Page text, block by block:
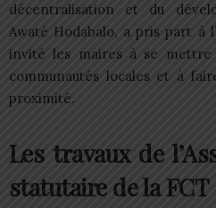
décentralisation et du
Awaté Hodabalo, a pris part à
invité les maires à se mettre
communautés locales et à
proximité.
Les travaux de
statutaire de la FCT